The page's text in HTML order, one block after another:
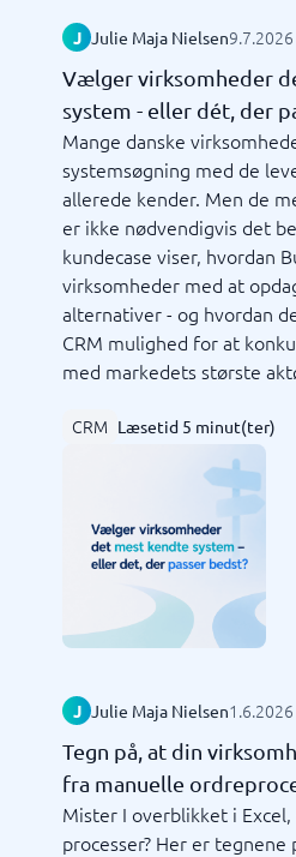
J Julie Maja Nielsen9.7.2026
Vælger virksomheder
system - eller dét, der
Mange danske
systemsøgning med de
allerede kender. Men de
er ikke nødvendigvis det
kundecase viser, hvordan
virksomheder med at
alternativer - og hvordan
CRM mulighed for at
med markedets største
CRM Læsetid 5 minut(ter)
J Julie Maja Nielsen1.6.2026
Tegn på, at din
fra manuelle
Mister I overblikket i
processer? Her er